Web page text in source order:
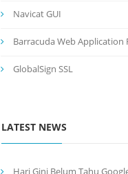
Navicat GUI
Barracuda Web Application
GlobalSign SSL
LATEST NEWS
Hari Gini Belum Tahu